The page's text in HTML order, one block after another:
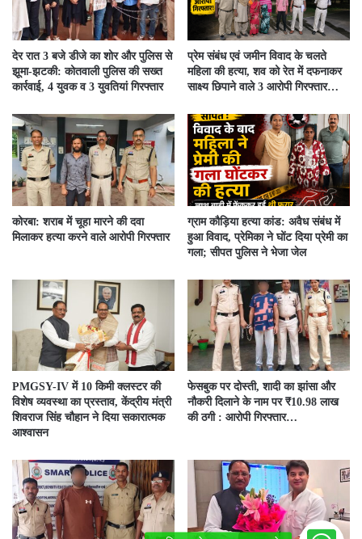
देर रात 3 बजे डीजे का शोर और पुलिस से
झूमा-झटकी: कोतवाली पुलिस की सख्त
कार्रवाई, 4 युवक व 3 युवतियां गिरफ्तार
प्रेम संबंध एवं जमीन विवाद के चलते
महिला की हत्या, शव को रेत में दफनाकर
साक्ष्य छिपाने वाले 3 आरोपी गिरफ्तार…
कोरबा: शराब में चूहा मारने की दवा
मिलाकर हत्या करने वाले आरोपी गिरफ्तार
ग्राम कौड़िया हत्या कांड: अवैध संबंध में
हुआ विवाद, प्रेमिका ने घोंट दिया प्रेमी का
गला; सीपत पुलिस ने भेजा जेल
PMGSY-IV में 10 किमी क्लस्टर की
विशेष व्यवस्था का प्रस्ताव, केंद्रीय मंत्री
शिवराज सिंह चौहान ने दिया सकारात्मक
आश्वासन
फेसबुक पर दोस्ती, शादी का झांसा और
नौकरी दिलाने के नाम पर ₹10.98 लाख
की ठगी : आरोपी गिरफ्तार…